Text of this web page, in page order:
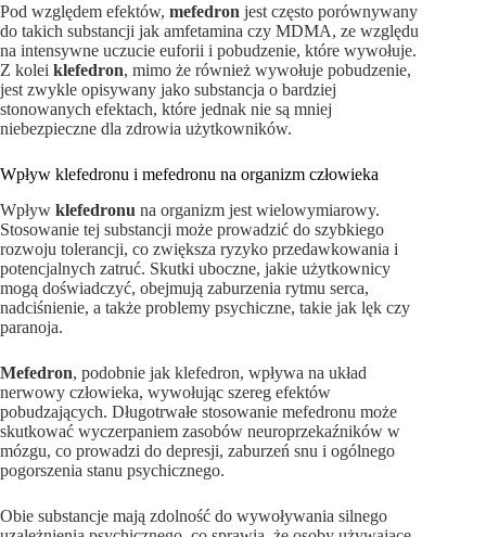
Pod względem efektów, mefedron jest często porównywany
do takich substancji jak amfetamina czy MDMA, ze względu
na intensywne uczucie euforii i pobudzenie, które wywołuje.
Z kolei klefedron, mimo że również wywołuje pobudzenie,
jest zwykle opisywany jako substancja o bardziej
stonowanych efektach, które jednak nie są mniej
niebezpieczne dla zdrowia użytkowników.
Wpływ klefedronu i mefedronu na organizm człowieka
Wpływ klefedronu na organizm jest wielowymiarowy.
Stosowanie tej substancji może prowadzić do szybkiego
rozwoju tolerancji, co zwiększa ryzyko przedawkowania i
potencjalnych zatruć. Skutki uboczne, jakie użytkownicy
mogą doświadczyć, obejmują zaburzenia rytmu serca,
nadciśnienie, a także problemy psychiczne, takie jak lęk czy
paranoja.
Mefedron, podobnie jak klefedron, wpływa na układ
nerwowy człowieka, wywołując szereg efektów
pobudzających. Długotrwałe stosowanie mefedronu może
skutkować wyczerpaniem zasobów neuroprzekaźników w
mózgu, co prowadzi do depresji, zaburzeń snu i ogólnego
pogorszenia stanu psychicznego.
Obie substancje mają zdolność do wywoływania silnego